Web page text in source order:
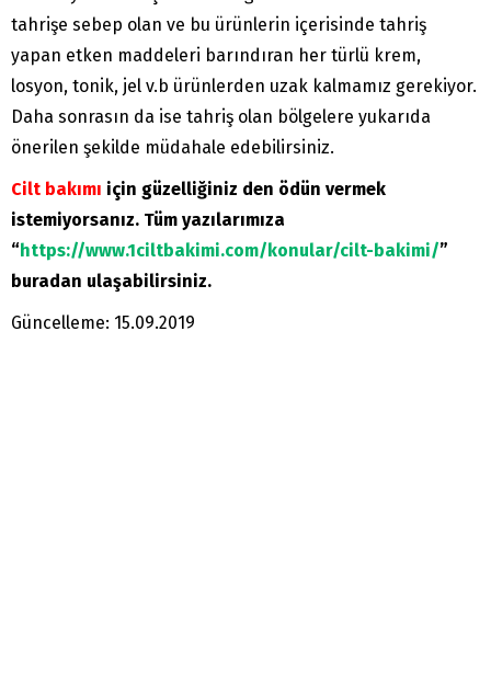
tahrişe sebep olan ve bu ürünlerin içerisinde tahriş
yapan etken maddeleri barındıran her türlü krem,
losyon, tonik, jel v.b ürünlerden uzak kalmamız gerekiyor.
Daha sonrasın da ise tahriş olan bölgelere yukarıda
önerilen şekilde müdahale edebilirsiniz.
Cilt bakımı için güzelliğiniz den ödün vermek
istemiyorsanız. Tüm yazılarımıza
“https://www.1ciltbakimi.com/konular/cilt-bakimi/”
buradan ulaşabilirsiniz.
Güncelleme: 15.09.2019